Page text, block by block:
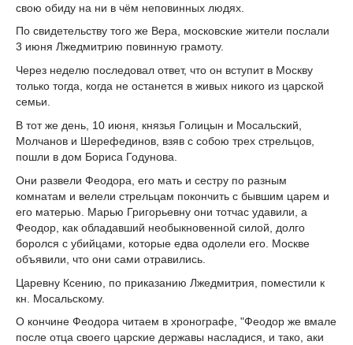
свою обиду на ни в чём неповинных людях.
По свидетельству того же Вера, московские жители послали
3 июня Лжедмитрию повинную грамоту.
Через неделю последовал ответ, что он вступит в Москву
только тогда, когда не останется в живых никого из царской
семьи.
В тот же день, 10 июня, князья Голицын и Мосальский,
Молчанов и Шерефединов, взяв с собою трех стрельцов,
пошли в дом Бориса Годунова.
Они развели Феодора, его мать и сестру по разным
комнатам и велели стрельцам покончить с бывшим царем и
его матерью. Марью Григорьевну они тотчас удавили, а
Феодор, как обладавший необыкновенной силой, долго
боролся с убийцами, которые едва одолели его. Москве
объявили, что они сами отравились.
Царевну Ксению, по приказанию Лжедмитрия, поместили к
кн. Мосальскому.
О кончине Феодора читаем в хронографе, "Феодор же вмале
после отца своего царские державы насладися, и тако, аки